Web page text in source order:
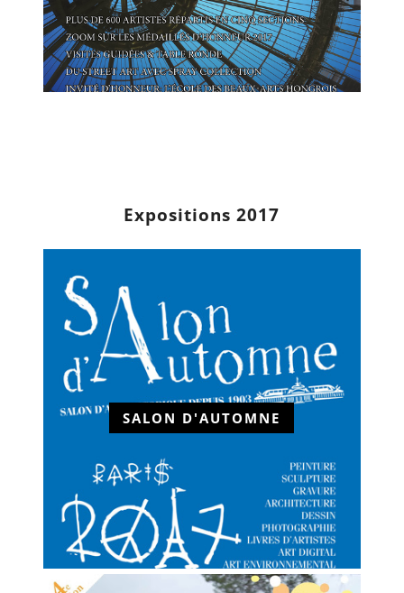
Expositions 2017
SALON D'AUTOMNE